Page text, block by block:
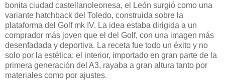
bonita ciudad castellanoleonesa, el León surgió como una
variante hatchback del Toledo, construida sobre la
plataforma del Golf mk IV. La idea estaba dirigida a un
comprador más joven que el del Golf, con una imagen más
desenfadada y deportiva. La receta fue todo un éxito y no
solo por la estética: el interior, importado en gran parte de la
primera generación del A3, rayaba a gran altura tanto por
materiales como por ajustes.